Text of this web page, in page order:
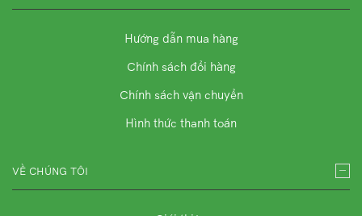
Hướng dẫn mua hàng
Chính sách đổi hàng
Chính sách vận chuyển
Hình thức thanh toán
VỀ CHÚNG TÔI